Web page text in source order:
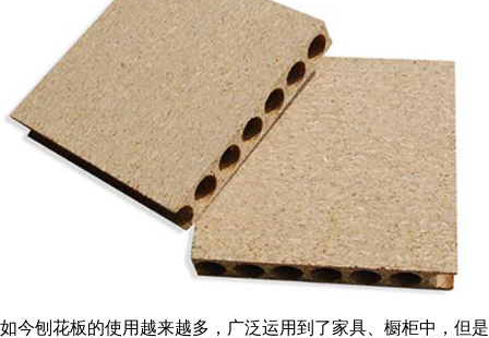
走进爱游戏ayx体育
联系我们
如今刨花板的使用越来越多，广泛运用到了家具、橱柜中，但是